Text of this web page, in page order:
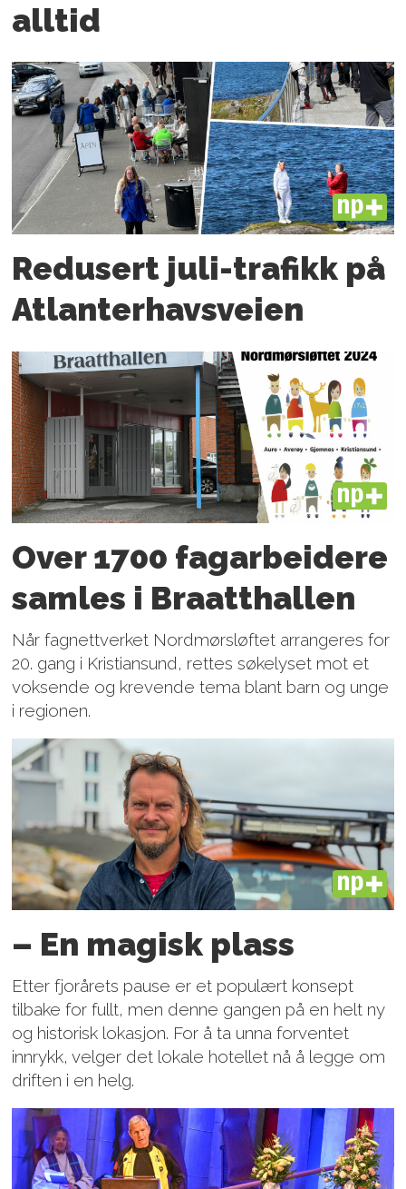
alltid
PLUS
Redusert juli-trafikk på
Atlanter­havsveien
PLUS
Over 1700 fagarbeidere
samles i Braatthallen
Når fagnettverket Nordmørsløftet arrangeres for
20. gang i Kristiansund, rettes søkelyset mot et
voksende og krevende tema blant barn og unge
i regionen.
PLUS
– En magisk plass
Etter fjorårets pause er et populært konsept
tilbake for fullt, men denne gangen på en helt ny
og historisk lokasjon. For å ta unna forventet
innrykk, velger det lokale hotellet nå å legge om
driften i en helg.